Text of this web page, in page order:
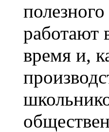
работают
время и,